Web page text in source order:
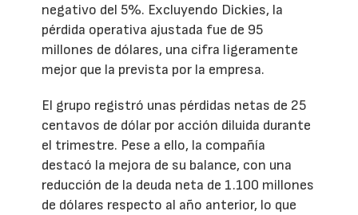
negativo del 5%. Excluyendo Dickies, la
pérdida operativa ajustada fue de 95
millones de dólares, una cifra ligeramente
mejor que la prevista por la empresa.
El grupo registró unas pérdidas netas de 25
centavos de dólar por acción diluida durante
el trimestre. Pese a ello, la compañía
destacó la mejora de su balance, con una
reducción de la deuda neta de 1.100 millones
de dólares respecto al año anterior, lo que